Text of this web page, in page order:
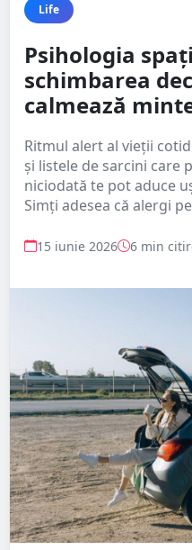
Life
Psihologia
schimbarea
calmează
Ritmul alert al vieții
și listele de sarcini care
niciodată te pot aduce
Simți adesea că alergi
15 iunie 2026 6 min